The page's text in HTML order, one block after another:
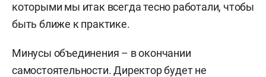
которыми мы итак всегда тесно работали, чтобы
быть ближе к практике.
Минусы объединения – в окончании
самостоятельности. Директор будет не